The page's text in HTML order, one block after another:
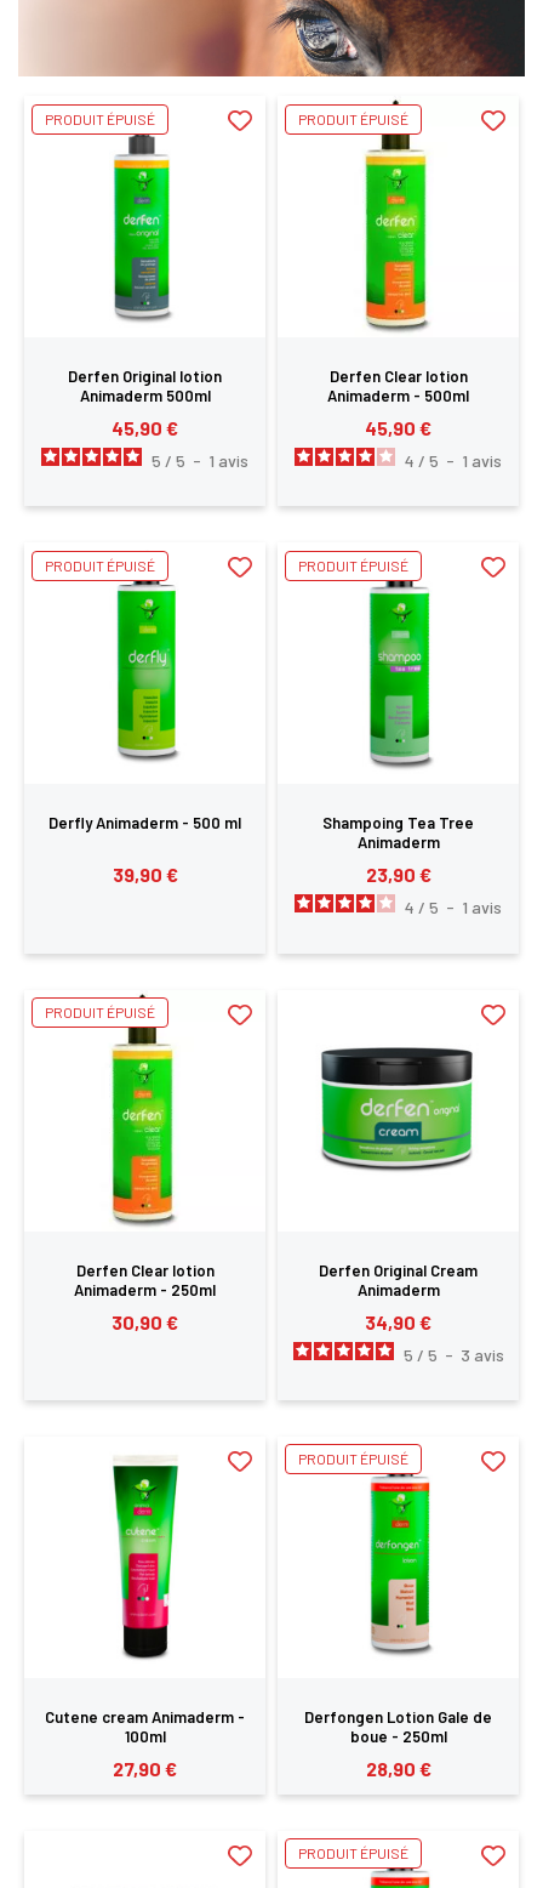
Derfen Original lotion
Animaderm 500ml
45,90 €
5 / 5 - 1 avis
PRODUIT ÉPUISÉ
Derfen Clear lotion
Animaderm - 500ml
45,90 €
4 / 5 - 1 avis
PRODUIT ÉPUISÉ
Derfly Animaderm - 500 ml
39,90 €
PRODUIT ÉPUISÉ
Shampoing Tea Tree
Animaderm
23,90 €
4 / 5 - 1 avis
PRODUIT ÉPUISÉ
Derfen Clear lotion
Animaderm - 250ml
30,90 €
PRODUIT ÉPUISÉ
Derfen Original Cream
Animaderm
34,90 €
5 / 5 - 3 avis
Cutene cream Animaderm -
100ml
27,90 €
Derfongen Lotion Gale de
boue - 250ml
28,90 €
PRODUIT ÉPUISÉ
PRODUIT ÉPUISÉ